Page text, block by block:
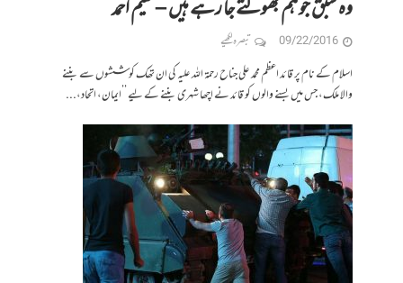
وہ سبق جو ہم بھولتے جا رہے ہیں – نعیم احمد
09/22/2016 تبصرہ لکھیے
اسلام کے نام پر قائد اعظم محمد علی جناح رحمۃ اللہ علیہ کی ان تھک کوششوں سے بننے
والا ملک، جس میں بسنے والوں کو قائد نے اچھا شہری بننے کے لیے ’’ایمان، اتحاد،...